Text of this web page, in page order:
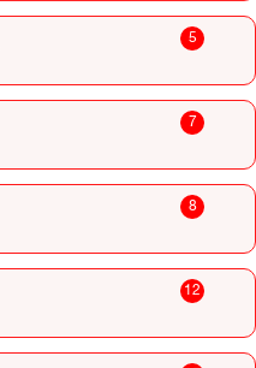
5
7
8
12